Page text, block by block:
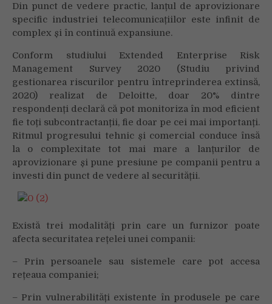
Din punct de vedere practic, lanțul de aprovizionare
specific industriei telecomunicațiilor este infinit de
complex și în continuă expansiune.
Conform studiului Extended Enterprise Risk
Management Survey 2020 (Studiu privind
gestionarea riscurilor pentru întreprinderea extinsă,
2020) realizat de Deloitte, doar 20% dintre
respondenți declară că pot monitoriza în mod eficient
fie toți subcontractanții, fie doar pe cei mai importanți.
Ritmul progresului tehnic și comercial conduce însă
la o complexitate tot mai mare a lanțurilor de
aprovizionare și pune presiune pe companii pentru a
investi din punct de vedere al securității.
Există trei modalități prin care un furnizor poate
afecta securitatea rețelei unei companii:
– Prin persoanele sau sistemele care pot accesa
rețeaua companiei;
– Prin vulnerabilități existente în produsele pe care